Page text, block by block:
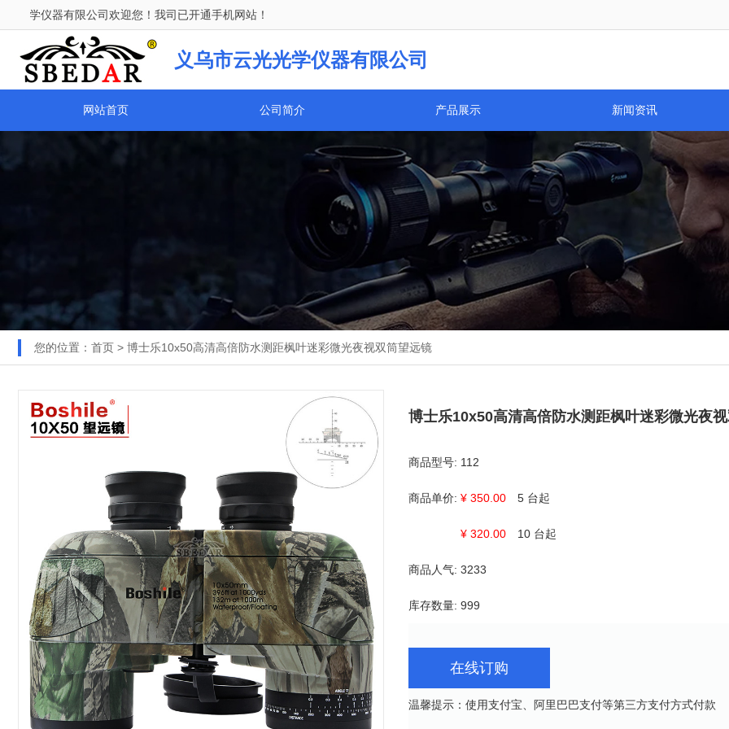
器有限公司欢迎您！我司已开通手机网站！
义乌市云光光学仪器有限公司
网站首页 公司简介 产品展示 新闻资讯
您的位置： 首页 > 博士乐10x50高清高倍防水测距枫叶迷彩微光夜视双筒望远镜
博士乐10x50高清高倍防水测距枫叶迷彩微光夜
商品型号:
商品单价:
商品人气:
库存数量:
112
¥ 350.00 5 台起
¥ 320.00 10 台起
3233
999
在线订购
温馨提示：使用支付宝、阿里巴巴支付等第三方支付方式付款